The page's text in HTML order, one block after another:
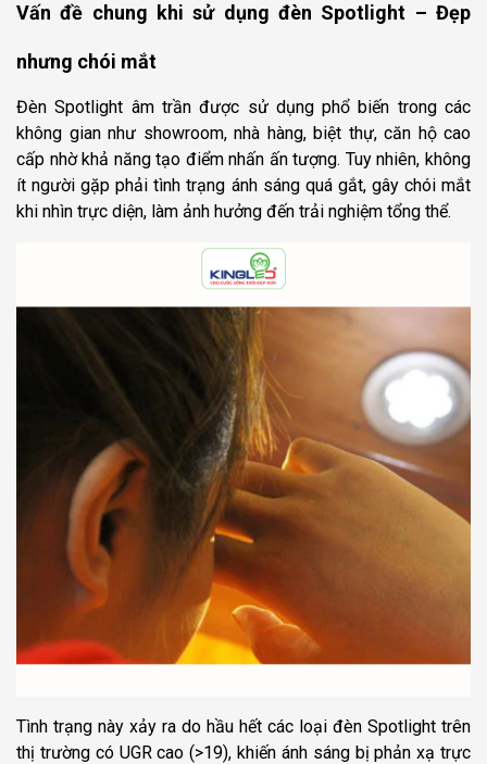
Vấn đề chung khi sử dụng đèn Spotlight – Đẹp
nhưng chói mắt
Đèn Spotlight âm trần được sử dụng phổ biến trong các
không gian như showroom, nhà hàng, biệt thự, căn hộ cao
cấp nhờ khả năng tạo điểm nhấn ấn tượng. Tuy nhiên, không
ít người gặp phải tình trạng ánh sáng quá gắt, gây chói mắt
khi nhìn trực diện, làm ảnh hưởng đến trải nghiệm tổng thể.
Tình trạng này xảy ra do hầu hết các loại đèn Spotlight trên
thị trường có UGR cao (>19), khiến ánh sáng bị phản xạ trực